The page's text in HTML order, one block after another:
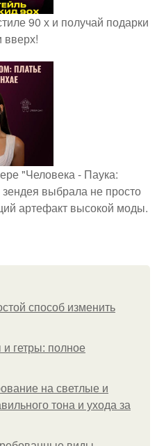
90 х и получай подарки
вверх!
"Человека - Паука:
выбрала не просто
артефакт высокой моды.
способ изменить
гетры: полное
на светлые и
тона и ухода за